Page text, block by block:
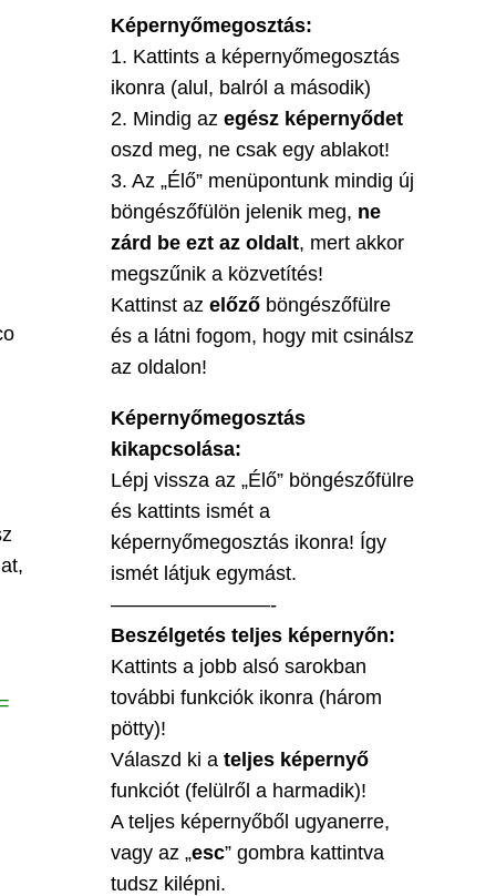
Képernyőmegosztás:
1. Kattints a képernyőmegosztás
ikonra (alul, balról a második)
2. Mindig az egész képernyődet
oszd meg, ne csak egy ablakot!
3. Az „Élő” menüpontunk mindig új
böngészőfülön jelenik meg, ne
zárd be ezt az oldalt, mert akkor
megszűnik a közvetítés!
Kattinst az előző böngészőfülre
és a látni fogom, hogy mit csinálsz
az oldalon!
Képernyőmegosztás
kikapcsolása:
Lépj vissza az „Élő” böngészőfülre
és kattints ismét a
képernyőmegosztás ikonra! Így
ismét látjuk egymást.
————————-
Beszélgetés teljes képernyőn:
Kattints a jobb alsó sarokban
további funkciók ikonra (három
pötty)!
Válaszd ki a teljes képernyő
funkciót (felülről a harmadik)!
A teljes képernyőből ugyanerre,
vagy az „esc” gombra kattintva
tudsz kilépni.